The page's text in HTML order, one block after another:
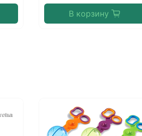
В корзину